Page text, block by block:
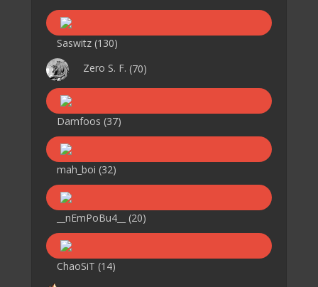
Saswitz (130)
Zero S. F. (70)
Damfoos (37)
mah_boi (32)
__nEmPoBu4__ (20)
ChaoSiT (14)